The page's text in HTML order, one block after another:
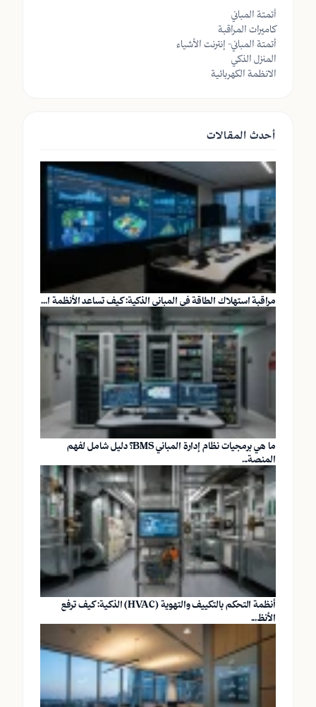
أتمتة المباني
كاميرات المراقبة
أتمتة المباني- إنترنت الأشياء
المنزل الذكي
الانظمة الكهربائية
أحدث المقالات
مراقبة استهلاك الطاقة في المباني الذكية: كيف تساعد الأنظمة ا...
ما هي برمجيات نظام إدارة المباني BMS؟ دليل شامل لفهم
المنصة...
أنظمة التحكم بالتكييف والتهوية (HVAC) الذكية: كيف ترفع
الأنظ...